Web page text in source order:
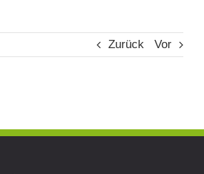
Zurück Vor